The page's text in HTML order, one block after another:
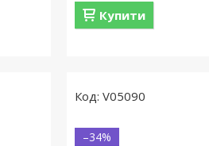
Купити
V05090
–34%